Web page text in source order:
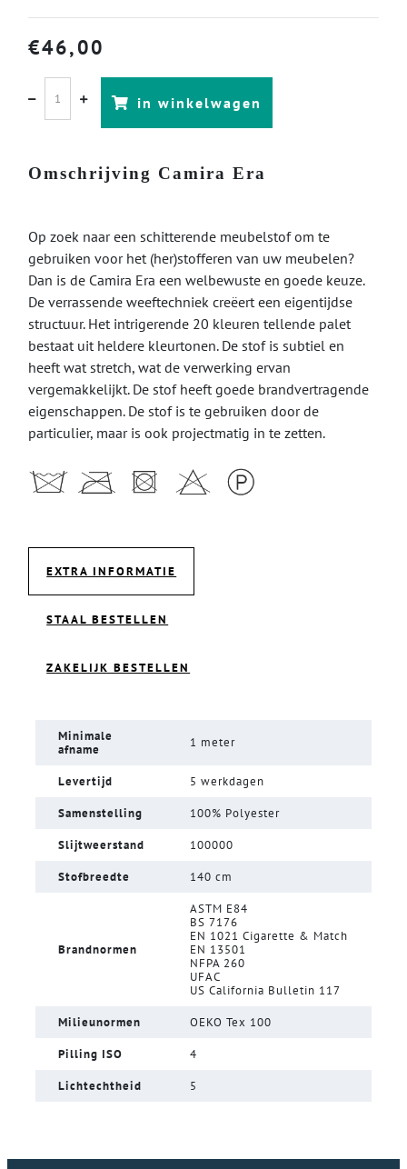
€46,00
in winkelwagen
Omschrijving Camira Era
Op zoek naar een schitterende meubelstof om te
gebruiken voor het (her)stofferen van uw meubelen?
Dan is de Camira Era een welbewuste en goede keuze.
De verrassende weeftechniek creëert een eigentijdse
structuur. Het intrigerende 20 kleuren tellende palet
bestaat uit heldere kleurtonen. De stof is subtiel en
heeft wat stretch, wat de verwerking ervan
vergemakkelijkt. De stof heeft goede brandvertragende
eigenschappen. De stof is te gebruiken door de
particulier, maar is ook projectmatig in te zetten.
EXTRA INFORMATIE
STAAL BESTELLEN
ZAKELIJK BESTELLEN
Minimale
afname
1 meter
Levertijd 5 werkdagen
Samenstelling 100% Polyester
Slijtweerstand 100000
Stofbreedte 140 cm
Brandnormen
ASTM E84
BS 7176
EN 1021 Cigarette & Match
EN 13501
NFPA 260
UFAC
US California Bulletin 117
Milieunormen OEKO Tex 100
Pilling ISO 4
Lichtechtheid 5